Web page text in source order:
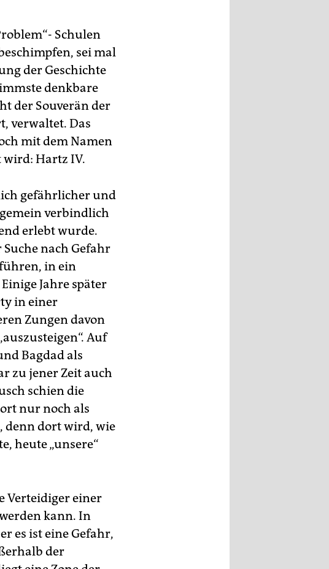
Schulen
sei mal
der Geschichte
denkbare
der Souverän der
verwaltet. Das
mit dem Namen
wird: Hartz IV.
gefährlicher und
verbindlich
erlebt wurde.
nach Gefahr
in ein
Jahre später
in einer
Zungen davon
Auf
Bagdad als
zu jener Zeit auch
schien die
nur noch als
denn dort wird, wie
heute „unsere“
Verteidiger einer
kann. In
es ist eine Gefahr,
der